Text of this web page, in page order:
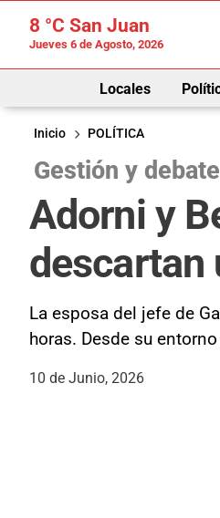
8 °C San Juan
Jueves 6 de Agosto, 2026
Locales
Inicio
POLÍTICA
Gestión y
Adorni y
descartan
La esposa del jefe de
horas. Desde su
10 de Junio, 2026